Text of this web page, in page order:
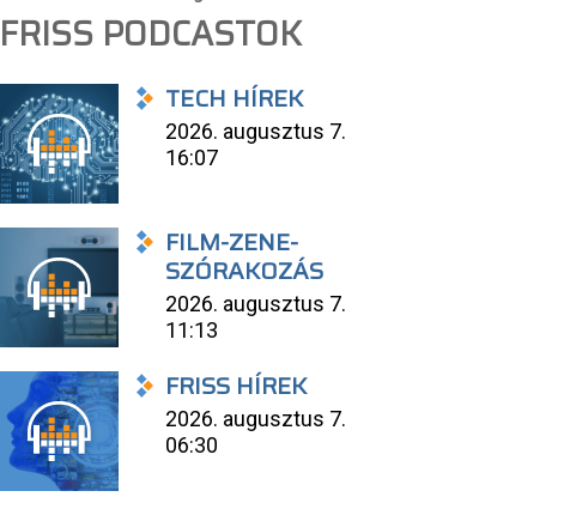
FRISS PODCASTOK
TECH HÍREK
2026. augusztus 7.
16:07
FILM-ZENE-
SZÓRAKOZÁS
2026. augusztus 7.
11:13
FRISS HÍREK
2026. augusztus 7.
06:30